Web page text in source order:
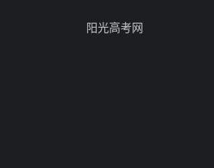
阳光高考网